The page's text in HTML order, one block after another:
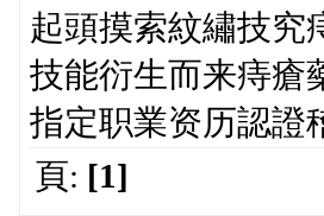
起頭摸索紋繡技究
技能衍生而来痔瘡
指定职業资历認證
頁: [1]